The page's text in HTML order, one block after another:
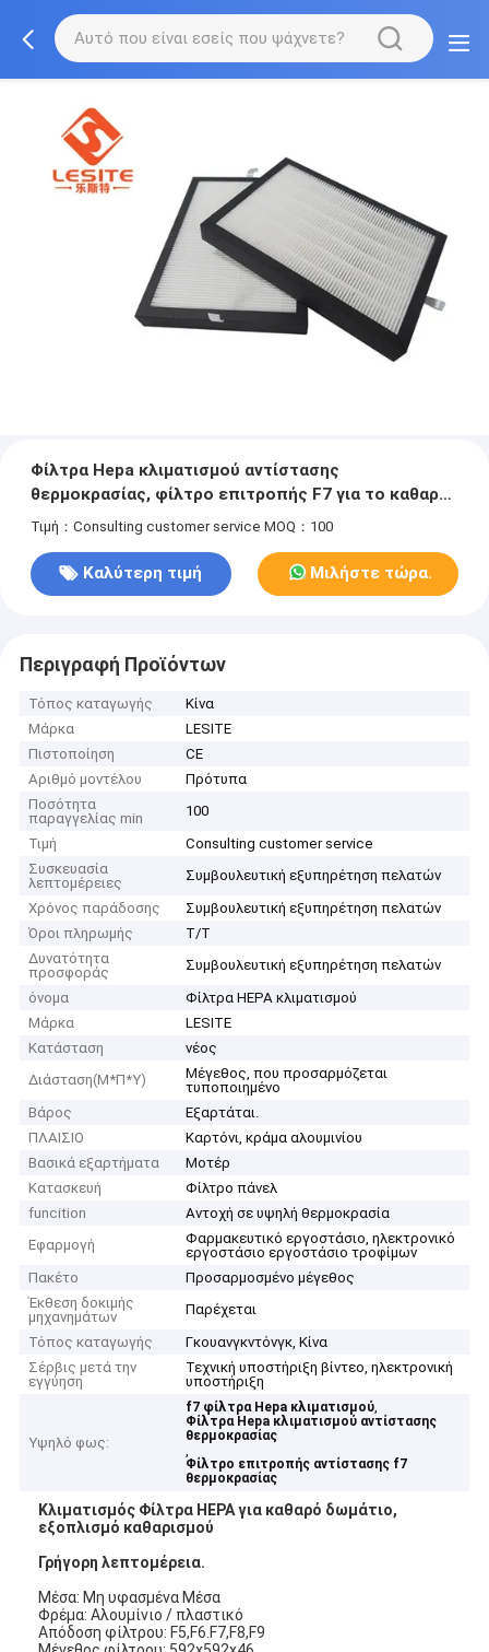
Φίλτρα Hepa κλιματισμού αντίστασης
θερμοκρασίας, φίλτρο επιτροπής F7 για το καθαρό
δωμάτιο
Τιμή：Consulting customer service MOQ：100
Καλύτερη τιμή Μιλήστε τώρα.
Περιγραφή Προϊόντων
Τόπος καταγωγής
Κίνα
Μάρκα
LESITE
Πιστοποίηση
CE
Αριθμό μοντέλου
Πρότυπα
Ποσότητα
παραγγελίας min
100
Τιμή
Consulting customer service
Συσκευασία
λεπτομέρειες
Συμβουλευτική εξυπηρέτηση πελατών
Χρόνος παράδοσης
Συμβουλευτική εξυπηρέτηση πελατών
Όροι πληρωμής
T/T
Δυνατότητα
προσφοράς
Συμβουλευτική εξυπηρέτηση πελατών
όνομα
Φίλτρα HEPA κλιματισμού
Μάρκα
LESITE
Κατάσταση
νέος
Διάσταση(Μ*Π*Υ)
Μέγεθος, που προσαρμόζεται
τυποποιημένο
Βάρος
Εξαρτάται.
ΠΛΑΙΣΙΟ
Καρτόνι, κράμα αλουμινίου
Βασικά εξαρτήματα
Μοτέρ
Κατασκευή
Φίλτρο πάνελ
funcition
Αντοχή σε υψηλή θερμοκρασία
Εφαρμογή
Φαρμακευτικό εργοστάσιο, ηλεκτρονικό
εργοστάσιο εργοστάσιο τροφίμων
Πακέτο
Προσαρμοσμένο μέγεθος
Έκθεση δοκιμής
μηχανημάτων
Παρέχεται
Τόπος καταγωγής
Γκουανγκντόνγκ, Κίνα
Σέρβις μετά την
εγγύηση
Τεχνική υποστήριξη βίντεο, ηλεκτρονική
υποστήριξη
Υψηλό φως:
f7 φίλτρα Hepa κλιματισμού,
Φίλτρα Hepa κλιματισμού αντίστασης
θερμοκρασίας
,
Φίλτρο επιτροπής αντίστασης f7
θερμοκρασίας
Κλιματισμός Φίλτρα HEPA για καθαρό δωμάτιο,
εξοπλισμό καθαρισμού
Γρήγορη λεπτομέρεια.
Μέσα: Μη υφασμένα Μέσα
Φρέμα: Αλουμίνιο / πλαστικό
Απόδοση φίλτρου: F5,F6.F7,F8,F9